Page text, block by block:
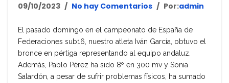
09/10/2023 No hay Comentarios Por:admin
El pasado domingo en el campeonato de España de
Federaciones sub16, nuestro atleta Iván García, obtuvo el
bronce en pértiga representando al equipo andaluz.
Además, Pablo Pérez ha sido 8º en 300 mv y Sonia
Salardón, a pesar de sufrir problemas físicos, ha sumado